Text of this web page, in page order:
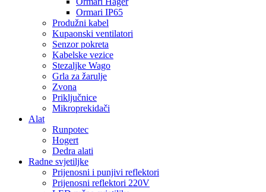
Ormari IP65
Produžni kabel
Kupaonski ventilatori
Senzor pokreta
Kabelske vezice
Stezaljke Wago
Grla za žarulje
Zvona
Priključnice
Mikroprekidači
Alat
Runpotec
Hogert
Dedra alati
Radne svjetiljke
Prijenosni i punjivi reflektori
Prijenosni reflektori 220V